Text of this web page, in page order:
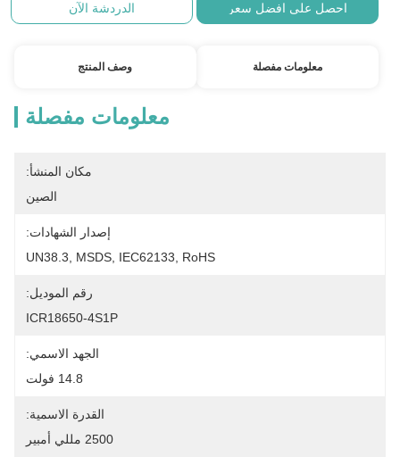
احصل على افضل سعر الدردشة الآن
معلومات مفصلة وصف المنتج
معلومات مفصلة
مكان المنشأ:
الصين
إصدار الشهادات:
UN38.3, MSDS, IEC62133, RoHS
رقم الموديل:
ICR18650-4S1P
الجهد الاسمي:
14.8 فولت
القدرة الاسمية:
2500 مللي أمبير